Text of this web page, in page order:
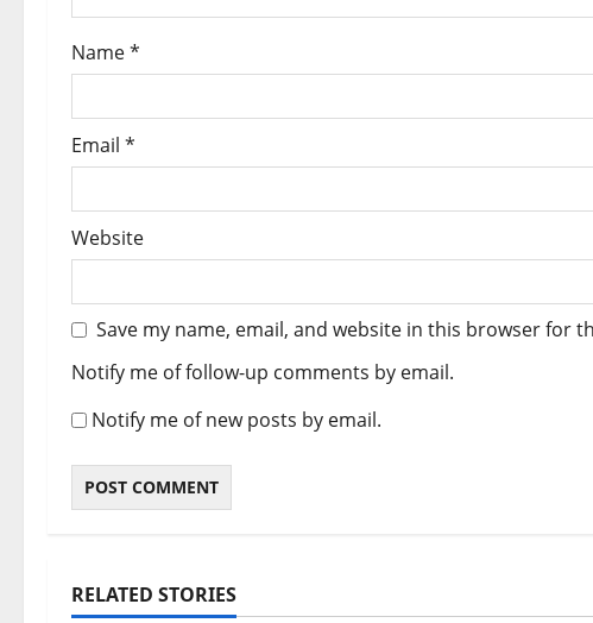
o
n
Name*
Email *
Website
Save my name, email, and website in this browser for
Notify me of follow-up comments by email.
Notify me of new posts by email.
RELATED STORIES
CM Uttrakhand
Dehradun